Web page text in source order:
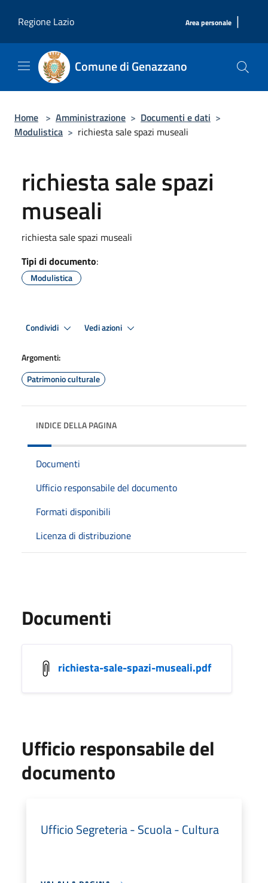
Regione Lazio
Area personale |
Comune di Genazzano
Home > Amministrazione > Documenti e dati >
Modulistica > richiesta sale spazi museali
richiesta sale spazi
museali
richiesta sale spazi museali
Tipi di documento:
Modulistica
Condividi Vedi azioni
Argomenti:
Patrimonio culturale
INDICE DELLA PAGINA
Documenti
Ufficio responsabile del documento
Formati disponibili
Licenza di distribuzione
Documenti
richiesta-sale-spazi-museali.pdf
Ufficio responsabile del
documento
Ufficio Segreteria - Scuola - Cultura